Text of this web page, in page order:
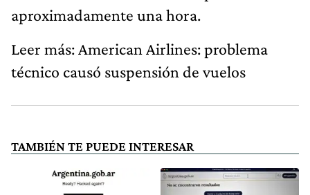
aproximadamente una hora.
Leer más: American Airlines: problema
técnico causó suspensión de vuelos
TAMBIÉN TE PUEDE INTERESAR